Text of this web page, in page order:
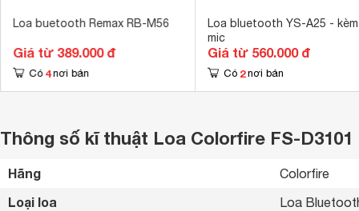
Loa buetooth Remax RB-M56
Giá từ 389.000 đ
Có 4 nơi bán
Loa bluetooth YS-A25 - kèm
mic
Giá từ 560.000 đ
Có 2 nơi bán
Thông số kĩ thuật Loa Colorfire FS-D3101
Hãng Colorfire
Loại loa Loa